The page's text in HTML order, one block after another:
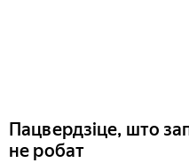
Пацвердзіце, што
не робат